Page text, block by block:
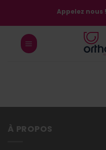
contenu
Appelez nous
À PROPOS